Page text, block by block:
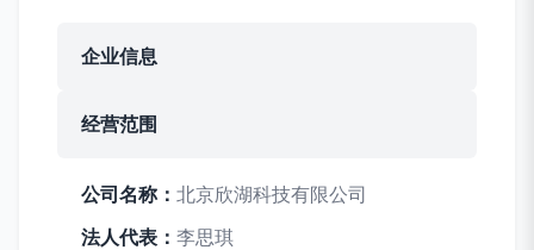
企业信息
经营范围
公司名称： 北京欣湖科技有限公司
法人代表： 李思琪